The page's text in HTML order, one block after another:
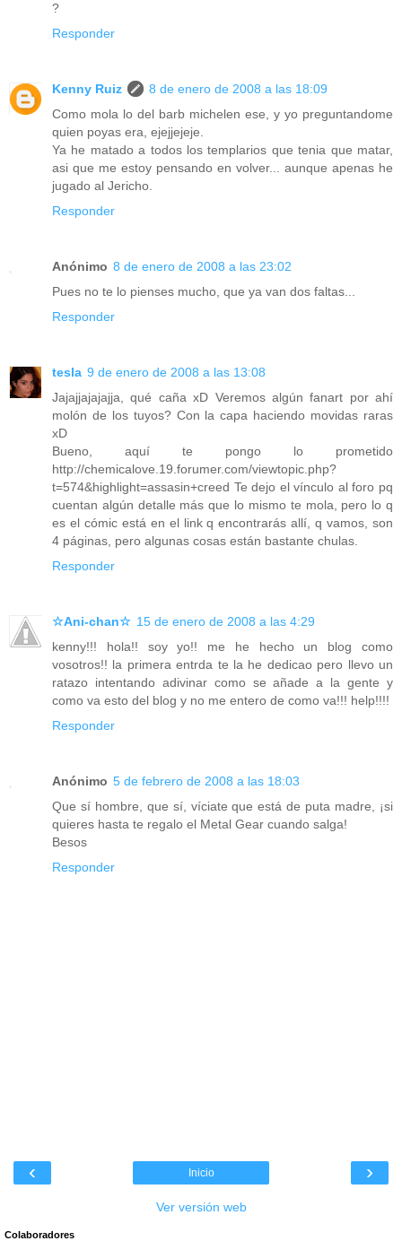
?
Responder
Kenny Ruiz
8 de enero de 2008 a las 18:09
Como mola lo del barb michelen ese, y yo preguntandome
quien poyas era, ejejjejeje.
Ya he matado a todos los templarios que tenia que matar,
asi que me estoy pensando en volver... aunque apenas he
jugado al Jericho.
Responder
Anónimo 8 de enero de 2008 a las 23:02
Pues no te lo pienses mucho, que ya van dos faltas...
Responder
tesla 9 de enero de 2008 a las 13:08
Jajajjajajajja, qué caña xD Veremos algún fanart por ahí
molón de los tuyos? Con la capa haciendo movidas raras
xD
Bueno, aquí te pongo lo prometido
http://chemicalove.19.forumer.com/viewtopic.php?
t=574&highlight=assasin+creed Te dejo el vínculo al foro pq
cuentan algún detalle más que lo mismo te mola, pero lo q
es el cómic está en el link q encontrarás allí, q vamos, son
4 páginas, pero algunas cosas están bastante chulas.
Responder
☆Ani-chan☆ 15 de enero de 2008 a las 4:29
kenny!!! hola!! soy yo!! me he hecho un blog como
vosotros!! la primera entrda te la he dedicao pero llevo un
ratazo intentando adivinar como se añade a la gente y
como va esto del blog y no me entero de como va!!! help!!!!
Responder
Anónimo 5 de febrero de 2008 a las 18:03
Que sí hombre, que sí, víciate que está de puta madre, ¡si
quieres hasta te regalo el Metal Gear cuando salga!
Besos
Responder
‹ ›
Inicio
Ver versión web
Colaboradores